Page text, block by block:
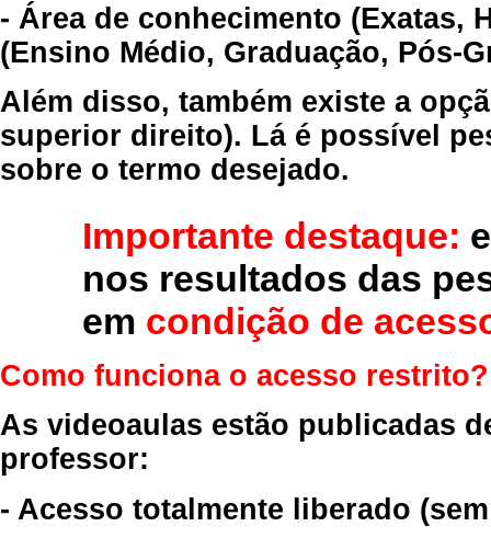
- Área de conhecimento (Exatas,
(Ensino Médio, Graduação, Pós-
Além disso, também existe a
superior direito). Lá é possível
sobre o termo desejado.
Importante destaque:
nos resultados das
em condição de
Como funciona o acesso restrito?
As videoaulas estão publicadas
professor:
- Acesso totalmente liberado